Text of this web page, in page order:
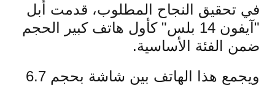
في تحقيق النجاح المطلوب، قدمت أبل
"آيفون 14 بلس" كأول هاتف كبير الحجم
ضمن الفئة الأساسية.
ويجمع هذا الهاتف بين شاشة بحجم 6.7